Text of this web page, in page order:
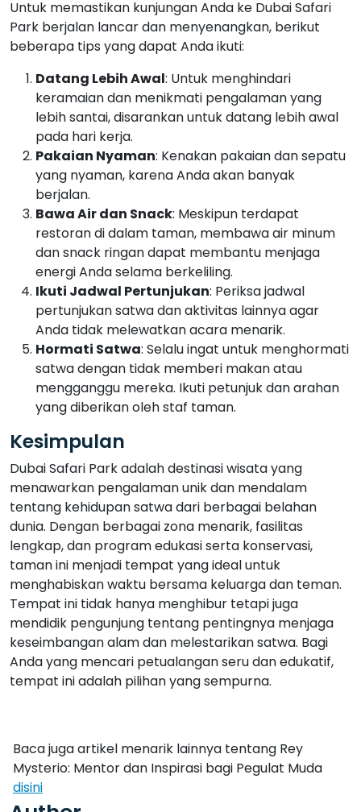
Untuk memastikan kunjungan Anda ke Dubai Safari
Park berjalan lancar dan menyenangkan, berikut
beberapa tips yang dapat Anda ikuti:
Datang Lebih Awal: Untuk menghindari
keramaian dan menikmati pengalaman yang
lebih santai, disarankan untuk datang lebih awal
pada hari kerja.
Pakaian Nyaman: Kenakan pakaian dan sepatu
yang nyaman, karena Anda akan banyak
berjalan.
Bawa Air dan Snack: Meskipun terdapat
restoran di dalam taman, membawa air minum
dan snack ringan dapat membantu menjaga
energi Anda selama berkeliling.
Ikuti Jadwal Pertunjukan: Periksa jadwal
pertunjukan satwa dan aktivitas lainnya agar
Anda tidak melewatkan acara menarik.
Hormati Satwa: Selalu ingat untuk menghormati
satwa dengan tidak memberi makan atau
mengganggu mereka. Ikuti petunjuk dan arahan
yang diberikan oleh staf taman.
Kesimpulan
Dubai Safari Park adalah destinasi wisata yang
menawarkan pengalaman unik dan mendalam
tentang kehidupan satwa dari berbagai belahan
dunia. Dengan berbagai zona menarik, fasilitas
lengkap, dan program edukasi serta konservasi,
taman ini menjadi tempat yang ideal untuk
menghabiskan waktu bersama keluarga dan teman.
Tempat ini tidak hanya menghibur tetapi juga
mendidik pengunjung tentang pentingnya menjaga
keseimbangan alam dan melestarikan satwa. Bagi
Anda yang mencari petualangan seru dan edukatif,
tempat ini adalah pilihan yang sempurna.
Baca juga artikel menarik lainnya tentang Rey
Mysterio: Mentor dan Inspirasi bagi Pegulat Muda
disini